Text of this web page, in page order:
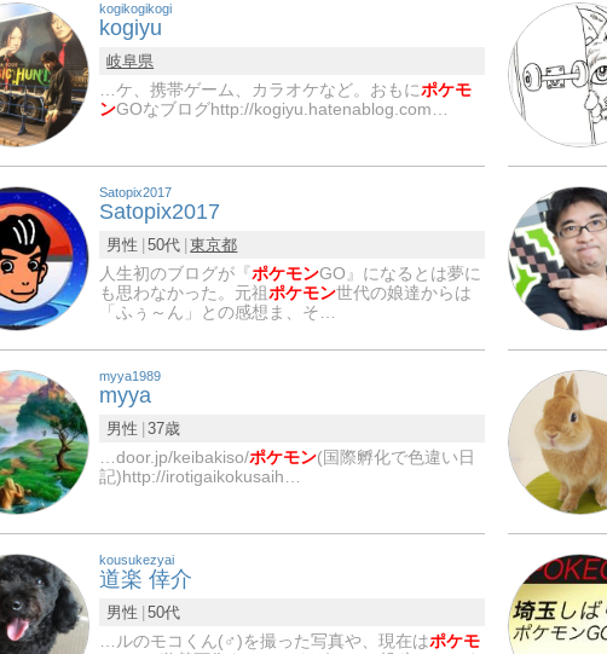
kogikogikogi
kogiyu
岐阜県
…ケ、携帯ゲーム、カラオケなど。おもにポケモ
ンGOなブログhttp://kogiyu.hatenablog.com…
Satopix2017
Satopix2017
男性 50代 東京都
人生初のブログが『 ポケモンGO』になるとは夢に
も思わなかった。元祖 ポケモン世代の娘達からは
「ふぅ～ん」との感想ま、そ…
myya1989
myya
男性
37歳
…door.jp/keibakiso/ポケモン(国際孵化で色違い日
記)http://irotigaikokusaih…
kousukezyai
道楽 倖介
男性
50代
…ルのモコくん(♂)を撮った写真や、現在はポケモ